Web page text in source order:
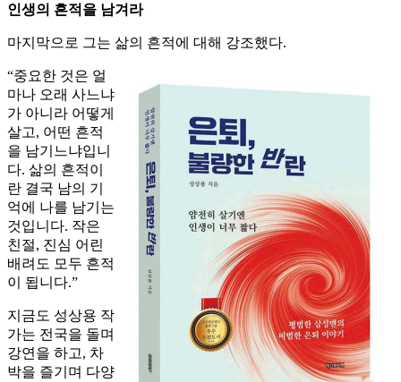
인생의 흔적을 남겨라
마지막으로 그는 삶의 흔적에 대해 강조했다.
“중요한 것은 얼
마나 오래 사느냐
가 아니라 어떻게
살고, 어떤 흔적
을 남기느냐입니
다. 삶의 흔적이
란 결국 남의 기
억에 나를 남기는
것입니다. 작은
친절, 진심 어린
배려도 모두 흔적
이 됩니다.”
지금도 성상용 작
가는 전국을 돌며
강연을 하고, 차
박을 즐기며 다양